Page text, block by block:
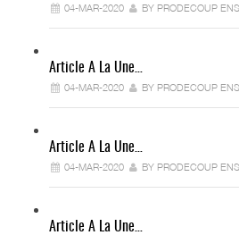
04-MAR-2020 BY PRODECOUP
Article A La Une…
04-MAR-2020 BY PRODECOUP
Article A La Une…
04-MAR-2020 BY PRODECOUP
Article A La Une…